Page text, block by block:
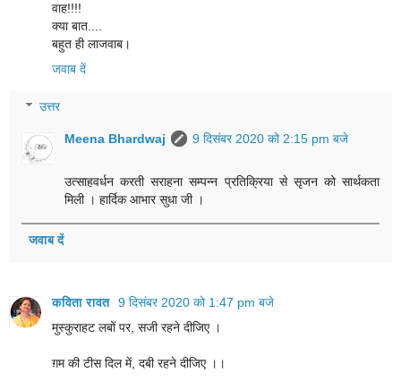
वाह!!!!
क्या बात....
बहुत ही लाजवाब।
जवाब दें
उत्तर
Meena Bhardwaj 9 दिसंबर 2020 को 2:15 pm बजे
उत्साहवर्धन करती सराहना सम्पन्न प्रतिक्रिया से सृजन को सार्थकता
मिली । हार्दिक आभार सुधा जी ।
जवाब दें
कविता रावत 9 दिसंबर 2020 को 1:47 pm बजे
मुस्कुराहट लबों पर, सजी रहने दीजिए ।
ग़म की टीस दिल में, दबी रहने दीजिए ।।